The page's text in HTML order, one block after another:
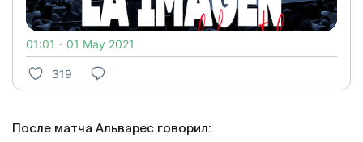
01:01 - 01 May 2021
319
После матча Альварес говорил: